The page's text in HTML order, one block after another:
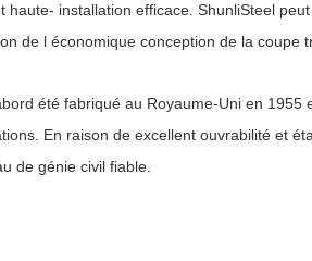
haute- installation efficace. ShunliSteel
de l économique conception de la coupe
été fabriqué au Royaume-Uni en 1955
En raison de excellent ouvrabilité et
de génie civil fiable.